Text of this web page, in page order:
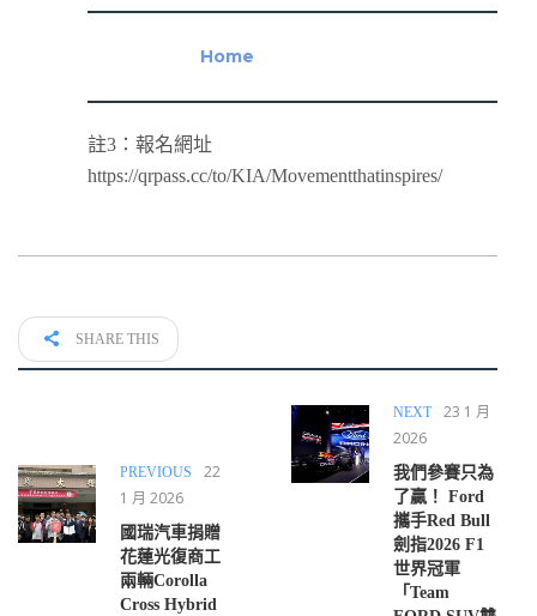
Home
註3：報名網址
https://qrpass.cc/to/KIA/Movementthatinspires/
SHARE THIS
PREVIOUS
22
1 月 2026
國瑞汽車捐贈
花蓮光復商工
兩輛Corolla
Cross Hybrid
NEXT
23 1 月
2026
我們參賽只為
了贏！ Ford
攜手Red Bull
劍指2026 F1
世界冠軍
「Team